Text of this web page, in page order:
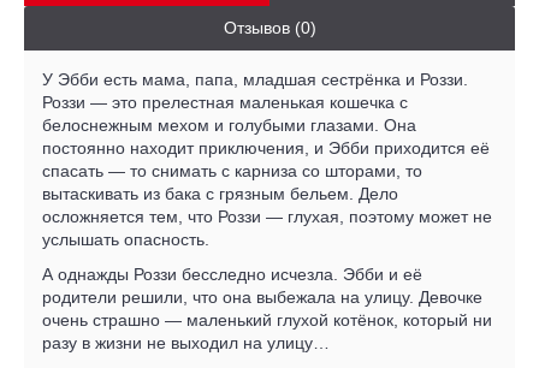
Отзывов (0)
У Эбби есть мама, папа, младшая сестрёнка и Роззи.
Роззи — это прелестная маленькая кошечка с
белоснежным мехом и голубыми глазами. Она
постоянно находит приключения, и Эбби приходится её
спасать — то снимать с карниза со шторами, то
вытаскивать из бака с грязным бельем. Дело
осложняется тем, что Роззи — глухая, поэтому может не
услышать опасность.
А однажды Роззи бесследно исчезла. Эбби и её
родители решили, что она выбежала на улицу. Девочке
очень страшно — маленький глухой котёнок, который ни
разу в жизни не выходил на улицу…